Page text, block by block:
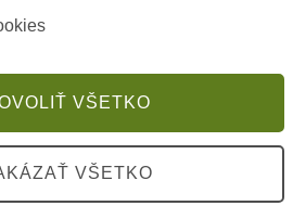
VŠETKO
VŠETKO